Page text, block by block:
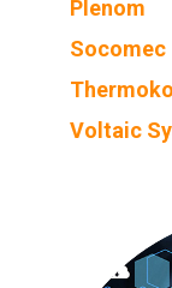
Plenom
Socomec
Voltaic